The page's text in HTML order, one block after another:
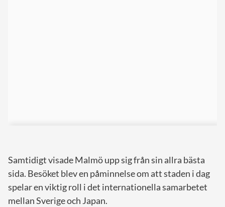
Samtidigt visade Malmö upp sig från sin allra bästa
sida. Besöket blev en påminnelse om att staden i dag
spelar en viktig roll i det internationella samarbetet
mellan Sverige och Japan.